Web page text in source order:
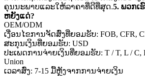
ຄຸນນະພາບແລະໃຫ້ລາຄາທີ່ດີທີ່ສຸດ.5. ພວກເ
ຫຍັງແດ່?
OEM/ODM
ເງື່ອນໄຂການຈັດສົ່ງທີ່ຍອມຮັບ: FOB, CFR,
ສະກຸນເງິນທີ່ຍອມຮັບ: USD
ປະເພດການຈ່າຍເງິນທີ່ຍອມຮັບ: T / T, L / C,
Union
ເວລາສົ່ງ: 7-15 ມື້ຫຼັງຈາກການຈ່າຍເງິນ